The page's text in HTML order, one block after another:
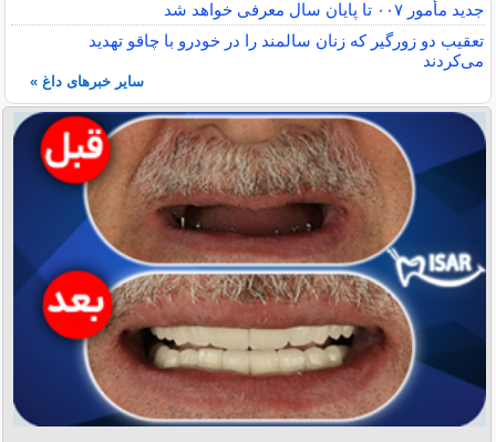
جدید مأمور ۰۰۷ تا پایان سال معرفی خواهد شد
تعقیب دو زورگیر که زنان سالمند را در خودرو با چاقو تهدید
می‌کردند
سایر خبرهای داغ »